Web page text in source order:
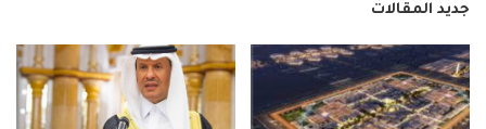
جديد المقالات